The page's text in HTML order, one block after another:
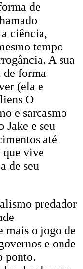
de
ciência,
tempo
A sua
de forma
(ela e
O
e sarcasmo
Jake e seu
até
que vive
de seu
predador
mais o jogo de
e onde
ponto.